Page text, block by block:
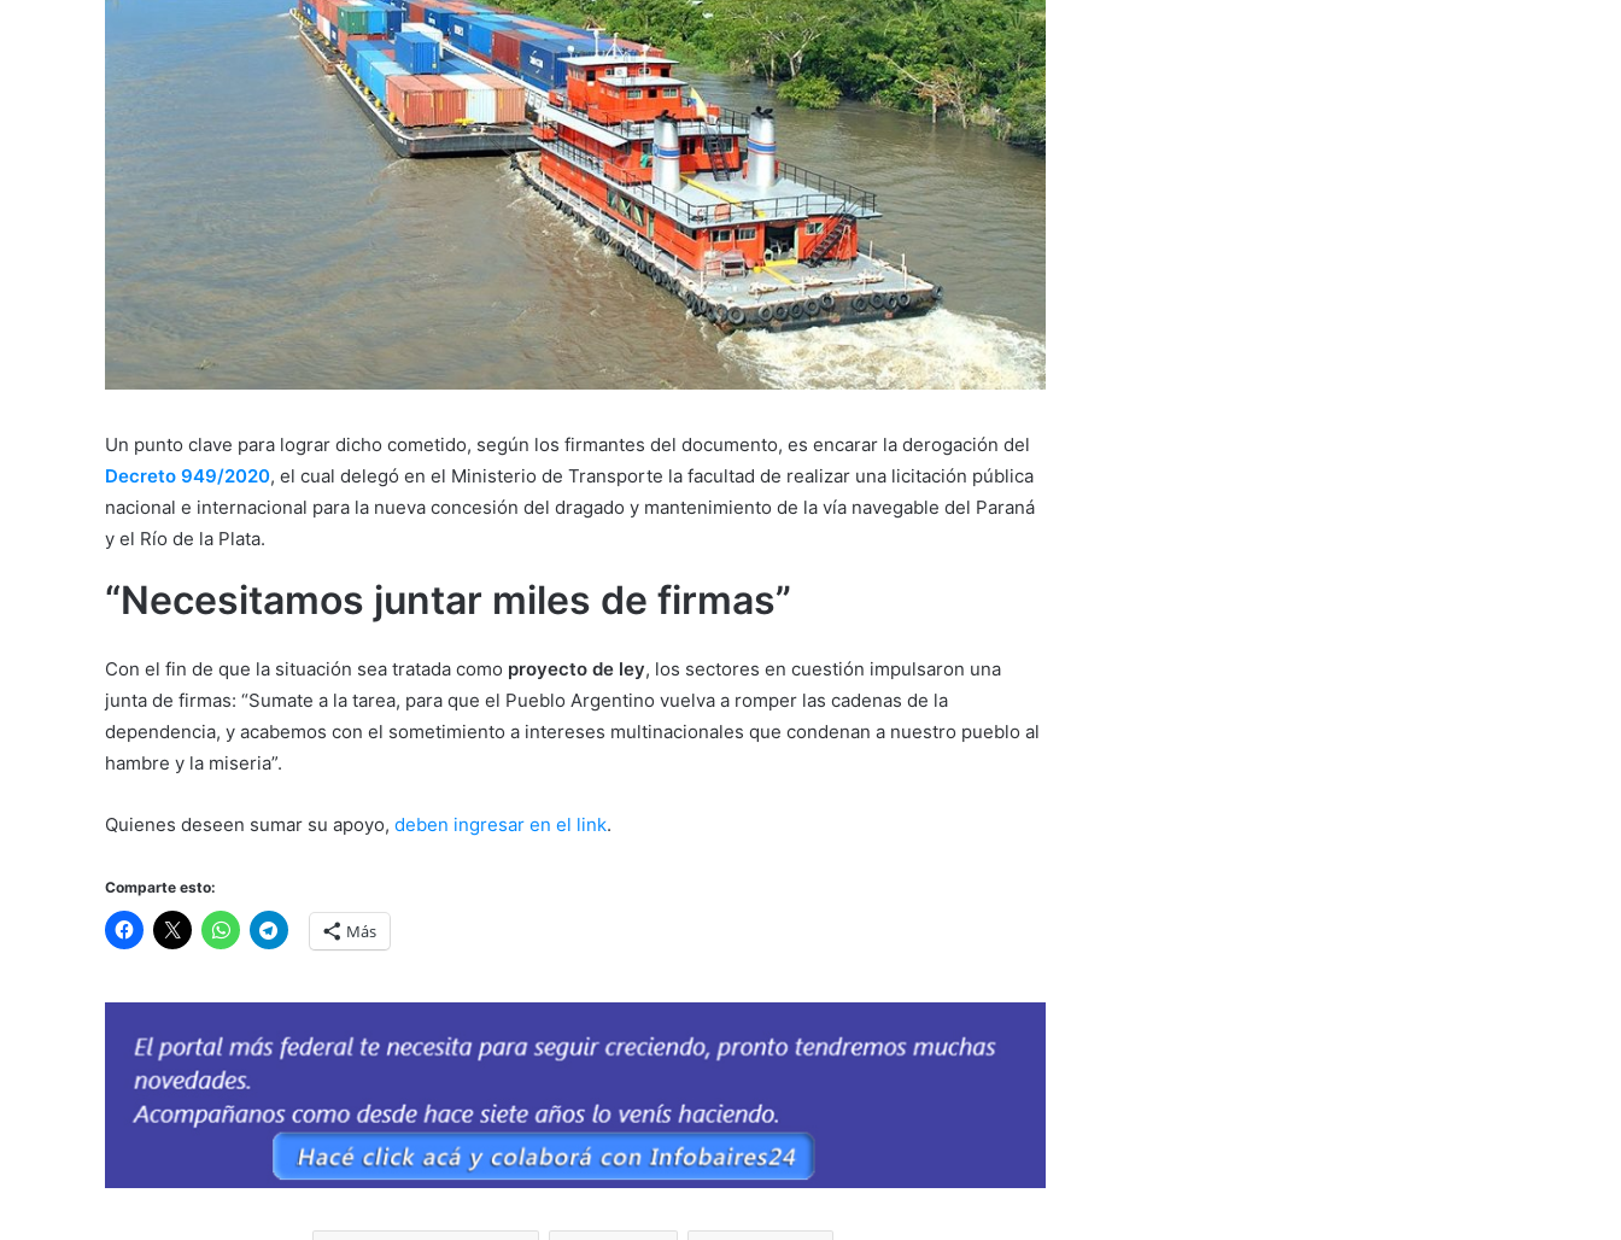
Un punto clave para lograr dicho cometido, según los firmantes del documento, es encarar la derogación del
Decreto 949/2020, el cual delegó en el Ministerio de Transporte la facultad de realizar una licitación pública
nacional e internacional para la nueva concesión del dragado y mantenimiento de la vía navegable del Paraná
y el Río de la Plata.
“Necesitamos juntar miles de firmas”
Con el fin de que la situación sea tratada como proyecto de ley, los sectores en cuestión impulsaron una
junta de firmas: “Sumate a la tarea, para que el Pueblo Argentino vuelva a romper las cadenas de la
dependencia, y acabemos con el sometimiento a intereses multinacionales que condenan a nuestro pueblo al
hambre y la miseria”.
Quienes deseen sumar su apoyo, deben ingresar en el link.
Comparte esto:
Más